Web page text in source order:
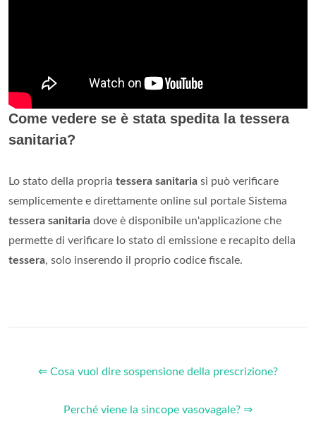
Come vedere se è stata spedita la tessera
sanitaria?
Lo stato della propria tessera sanitaria si può verificare
semplicemente e direttamente online sul portale Sistema
tessera sanitaria dove è disponibile un'applicazione che
permette di verificare lo stato di emissione e recapito della
tessera, solo inserendo il proprio codice fiscale.
⇐ Cosa vuol dire sospensione della prescrizione?
Perché viene la sincope vasovagale? ⇒